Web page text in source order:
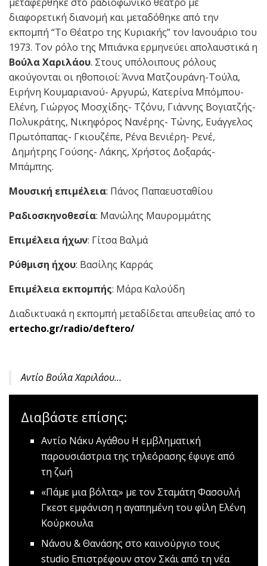
μεταφέρθηκε στο ραδιοφωνικό θέατρο με
διαφορετική διανομή και μεταδόθηκε από την
εκπομπή “Το Θέατρο της Κυριακής” τον Ιανουάριο του
1973. Τον ρόλο της Μπιάνκα ερμηνεύει απολαυστικά η
Βούλα Χαριλάου. Στους υπόλοιπους ρόλους
ακούγονται οι ηθοποιοί: Άννα Ματζουράνη-Τούλα,
Ειρήνη Κουμαριανού- Αργυρώ, Κατερίνα Μπόμπου-
Ελένη, Γιώργος Μοσχίδης- Τζόνυ, Γιάννης Βογιατζής-
Πολυκράτης, Νικηφόρος Νανέρης- Τώνης, Ευάγγελος
Πρωτόπαπας- Γκιουζέπε, Ρένα Βενιέρη- Ρενέ,
Δημήτρης Γούσης- Λάκης, Χρήστος Δοξαράς-
Μπάμπης.
Μουσική επιμέλεια: Πάνος Παπαευσταθίου
Ραδιοσκηνοθεσία: Μανώλης Μαυρομμάτης
Επιμέλεια ήχων: Γίτσα Βαλμά
Ρύθμιση ήχου: Βασίλης Καρράς
Επιμέλεια εκπομπής: Μάρα Καλούδη
Διαδικτυακά η εκπομπή μεταδίδεται απευθείας από το
ertecho.gr/radio/deftero/
Αντίο Βούλα Χαριλάου…
Διαβάστε επίσης:
Αντίο Νάκυ Αγάθου Η εμβληματική
παρουσιάστρια της τηλεόρασης έφυγε από
τη ζωή
«Πάμε μια βόλτα;» με τον Σταμάτη Φασουλή
Γκεστ εμφάνιση η αγαπημένη του φίλη Ελένη
Κούρκουλα
Nάνσυ & Θανάσης στο καινούργιο τους
studio Επιστρέφουν στον Σκάι από τη νέα